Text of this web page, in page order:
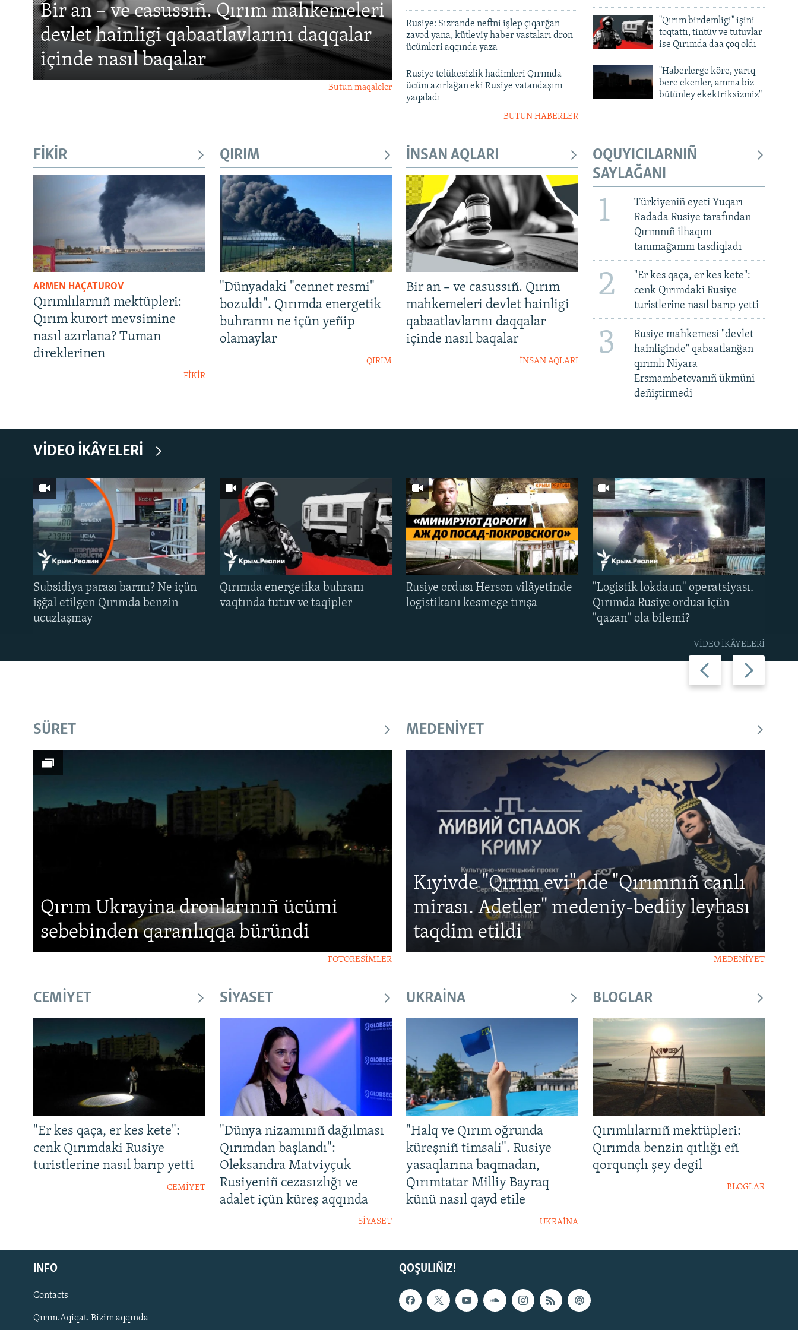
Русский
Українською
QOŞULIÑIZ!
Bir an – ve casussıñ. Qırım mahkemeleri
devlet hainligi qabaatlavlarını daqqalar
içinde nasıl baqalar
Bütün maqaleler
Rusiye: Sızrande neftni işlep çıqarğan
zavod yana, kütleviy haber vastaları dron
ücümleri aqqında yaza
Rusiye telükesizlik hadimleri Qırımda
ücüm azırlağan eki Rusiye vatandaşını
yaqaladı
BÜTÜN HABERLER
"Qırım birdemligi" işini
toqtattı, tintüv ve tutuvlar
ise Qırımda daa çoq oldı
"Haberlerge köre, yarıq
bere ekenler, amma biz
bütünley ekektriksizmiz"
FİKİR
ARMEN HAÇATUROV
Qırımlılarnıñ mektüpleri:
Qırım kurort mevsimine
nasıl azırlana? Tuman
direklerinen
FİKİR
QIRIM
"Dünyadaki "cennet resmi"
bozuldı". Qırımda energetik
buhrannı ne içün yeñip
olamaylar
QIRIM
İNSAN AQLARI
Bir an – ve casussıñ. Qırım
mahkemeleri devlet hainligi
qabaatlavlarını daqqalar
içinde nasıl baqalar
İNSAN AQLARI
OQUYICILARNIÑ
SAYLAĞANI
1
Türkiyeniñ eyeti Yuqarı
Radada Rusiye tarafından
Qırımnıñ ilhaqını
tanımağanını tasdiqladı
2
"Er kes qaça, er kes kete":
cenk Qırımdaki Rusiye
turistlerine nasıl barıp yetti
3
Rusiye mahkemesi "devlet
hainliginde" qabaatlanğan
qırımlı Niyara
Ersmambetovanıñ ükmüni
deñiştirmedi
VİDEO İKÂYELERİ
Previous
slide
Next
slide
Subsidiya parası barmı? Ne içün
işğal etilgen Qırımda benzin
ucuzlaşmay
Qırımda energetika buhranı
vaqtında tutuv ve taqipler
Rusiye ordusı Herson vilâyetinde
logistikanı kesmege tırışa
"Logistik lokdaun" operatsiyası.
Qırımda Rusiye ordusı içün
"qazan" ola bilemi?
VİDEO İKÂYELERİ
SÜRET
Qırım Ukrayina dronlarınıñ ücümi
sebebinden qaranlıqqa büründi
FOTORESİMLER
MEDENİYET
Kıyivde "Qırım evi"nde "Qırımnıñ canlı
mirası. Adetler" medeniy-bediiy leyhası
taqdim etildi
MEDENİYET
CEMİYET
"Er kes qaça, er kes kete":
cenk Qırımdaki Rusiye
turistlerine nasıl barıp yetti
CEMİYET
SİYASET
"Dünya nizamınıñ dağılması
Qırımdan başlandı":
Oleksandra Matviyçuk
Rusiyeniñ cezasızlığı ve
adalet içün küreş aqqında
SİYASET
UKRAİNA
"Halq ve Qırım oğrunda
küreşniñ timsali". Rusiye
yasaqlarına baqmadan,
Qırımtatar Milliy Bayraq
künü nasıl qayd etile
UKRAİNA
BLOGLAR
Qırımlılarnıñ mektüpleri:
Qırımda benzin qıtlığı eñ
qorqunçlı şey degil
BLOGLAR
QOŞULIÑIZ!
INFO
Contacts
Qırım.Aqiqat. Bizim aqqında